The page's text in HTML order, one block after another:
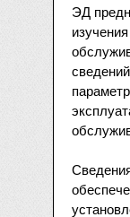
ЭД